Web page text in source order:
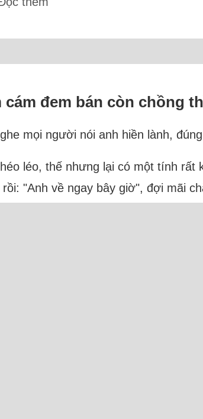
cám đem bán còn chồng
mọi người nói anh hiền lành,
léo, thế nhưng lại có một tính
"Anh về ngay bây giờ", đợi mãi